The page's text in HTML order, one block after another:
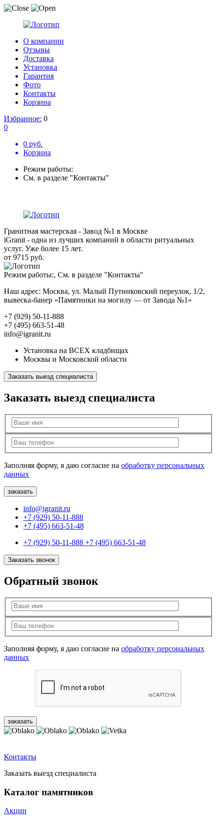
О компании
Отзывы
Доставка
Установка
Гарантия
Фото
Контакты
Корзина
Избранное: 0
0
0 руб.
Корзина
Режим работы:
См. в разделе "Контакты"
Гранитная мастерская - Завод №1 в Москве
iGranit - одна из лучших компаний в области ритуальных
услуг. Уже более 15 лет.
от 9715 руб.
Режим работы:, См. в разделе "Контакты"
Наш адрес: Москва, ул. Малый Путинковский переулок, 1/2,
вывеска-банер «Памятники на могилу — от Завода №1»
+7 (929) 50-11-888
+7 (495) 663-51-48
info@igranit.ru
Установка на ВСЕХ кладбищах
Москвы и Московской области
Заказать выезд специалиста
Заказать выезд специалиста
Заполняя форму, я даю согласие на обработку персональных
данных
info@igranit.ru
+7 (929) 50-11-888
+7 (495) 663-51-48
+7 (929) 50-11-888 +7 (495) 663-51-48
Заказать звонок
Обратный звонок
Заполняя форму, я даю согласие на обработку персональных
данных
Контакты
Заказать выезд специалиста
Каталог памятников
Акции